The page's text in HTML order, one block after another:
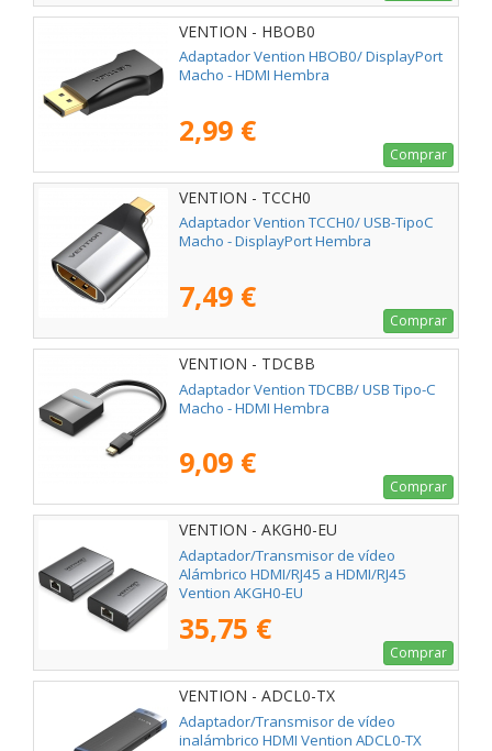
VENTION - HBOB0
Adaptador Vention HBOB0/ DisplayPort
Macho - HDMI Hembra
2,99 €
Comprar
VENTION - TCCH0
Adaptador Vention TCCH0/ USB-TipoC
Macho - DisplayPort Hembra
7,49 €
Comprar
VENTION - TDCBB
Adaptador Vention TDCBB/ USB Tipo-C
Macho - HDMI Hembra
9,09 €
Comprar
VENTION - AKGH0-EU
Adaptador/Transmisor de vídeo
Alámbrico HDMI/RJ45 a HDMI/RJ45
Vention AKGH0-EU
35,75 €
Comprar
VENTION - ADCL0-TX
Adaptador/Transmisor de vídeo
inalámbrico HDMI Vention ADCL0-TX